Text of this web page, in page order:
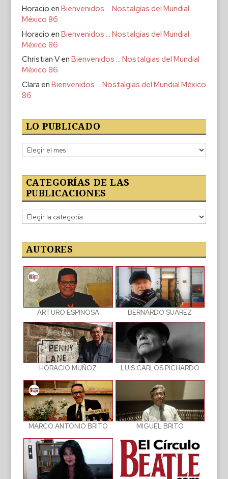
Horacio en Bienvenidos … Nostalgias del Mundial
México 86
Horacio en Bienvenidos … Nostalgias del Mundial
México 86
Christian Ven Bienvenidos … Nostalgias del Mundial
México 86
Clara en Bienvenidos … Nostalgias del Mundial México
86
LO PUBLICADO
Lo
publicado
CATEGORÍAS DE LAS
PUBLICACIONES
Categorías
de
publicaciones
AUTORES
ARTURO ESPINOSA BERNARDO SUÁREZ
HORACIO MUÑOZ LUIS CARLOS PICHARDO
MARCO ANTONIO BRITO MIGUEL BRITO